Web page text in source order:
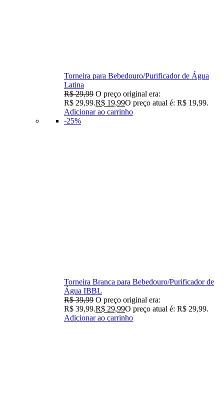
Torneira para Bebedouro/Purificador de Água
Latina
R$29,99 O preço original era:
R$ 29,99.R$ 19,99O preço atual é: R$ 19,99.
Adicionar ao carrinho
-25%
Torneira Branca para Bebedouro/Purificador de
Água IBBL
R$39,99 O preço original era:
R$ 39,99.R$ 29,99O preço atual é: R$ 29,99.
Adicionar ao carrinho